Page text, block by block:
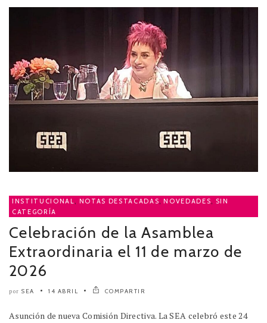
INSTITUCIONAL, NOTAS DESTACADAS,NOVEDADES, SIN
CATEGORÍA
Celebración de la Asamblea
Extraordinaria el 11 de marzo de
2026
por SEA 14 ABRIL COMPARTIR
Asunción de nueva Comisión Directiva. La SEA celebró este 24